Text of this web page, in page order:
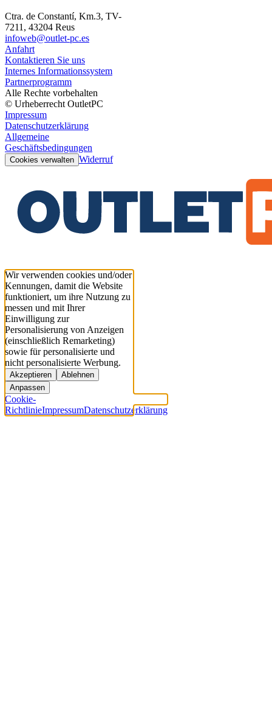
Ctra. de Constantí, Km.3, TV-
7211, 43204 Reus
infoweb@outlet-pc.es
Anfahrt
Kontaktieren Sie uns
Internes Informationssystem
Partnerprogramm
Alle Rechte vorbehalten
© Urheberrecht OutletPC
Impressum
Datenschutzerklärung
Allgemeine
Geschäftsbedingungen
Cookies verwalten Widerruf
Wir verwenden cookies und/oder
Kennungen, damit die Website
funktioniert, um ihre Nutzung zu
messen und mit Ihrer
Einwilligung zur
Personalisierung von Anzeigen
(einschließlich Remarketing)
sowie für personalisierte und
nicht personalisierte Werbung.
Akzeptieren
Ablehnen
Anpassen
Cookie-
RichtlinieImpressumDatenschutzerklärung